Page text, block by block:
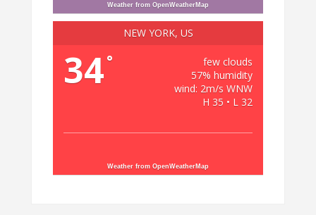
Weather from OpenWeatherMap
NEW YORK, US
34°
few clouds
57% humidity
wind: 2m/s WNW
H 35 • L 32
Weather from OpenWeatherMap